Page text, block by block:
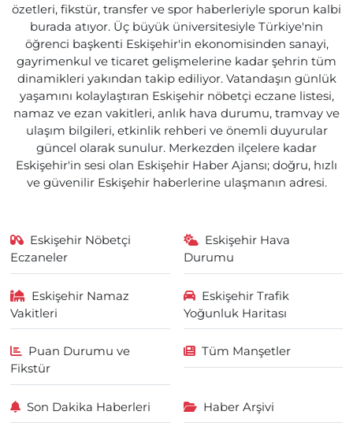
özetleri, fikstür, transfer ve spor haberleriyle sporun kalbi
burada atıyor. Üç büyük üniversitesiyle Türkiye'nin
öğrenci başkenti Eskişehir'in ekonomisinden sanayi,
gayrimenkul ve ticaret gelişmelerine kadar şehrin tüm
dinamikleri yakından takip ediliyor. Vatandaşın günlük
yaşamını kolaylaştıran Eskişehir nöbetçi eczane listesi,
namaz ve ezan vakitleri, anlık hava durumu, tramvay ve
ulaşım bilgileri, etkinlik rehberi ve önemli duyurular
güncel olarak sunulur. Merkezden ilçelere kadar
Eskişehir'in sesi olan Eskişehir Haber Ajansı; doğru, hızlı
ve güvenilir Eskişehir haberlerine ulaşmanın adresi.
Eskişehir Nöbetçi
Eczaneler
Eskişehir Hava
Durumu
Eskişehir Namaz
Vakitleri
Eskişehir Trafik
Yoğunluk Haritası
Puan Durumu ve
Fikstür
Tüm Manşetler
Son Dakika Haberleri Haber Arşivi